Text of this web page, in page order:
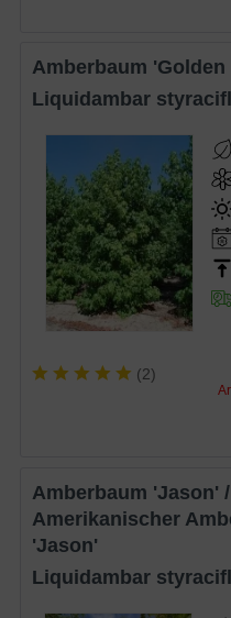
Amberbaum
Liquidambar
(2)
Amberbaum 'Jason' /
Amerikanischer
'Jason'
Liquidambar